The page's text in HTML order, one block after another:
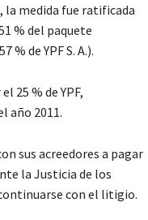
la medida fue ratificada
% del paquete
de YPF S. A.).
25 % de YPF,
año 2011.
sus acreedores a pagar
la Justicia de los
con el litigio.